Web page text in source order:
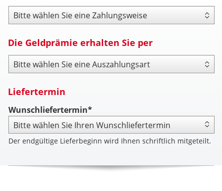
Zahlungsweise
Die Geldprämie erhalten Sie per
Payout Type
Liefertermin
Wunschliefertermin*
Der endgültige Lieferbeginn wird Ihnen schriftlich mitgeteilt.